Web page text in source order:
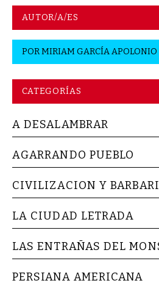
AUTOR/A/ES
PORMIRIAM GARCÍA APOLONIO
CATEGORÍAS
A DESALAMBRAR
AGARRANDO PUEBLO
CIVILIZACION Y
LA CIUDAD LETRADA
LAS ENTRAÑAS DEL
PERSIANA AMERICANA